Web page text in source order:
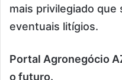
mais privilegiado que
eventuais litígios.
Portal Agronegócio
o futuro.